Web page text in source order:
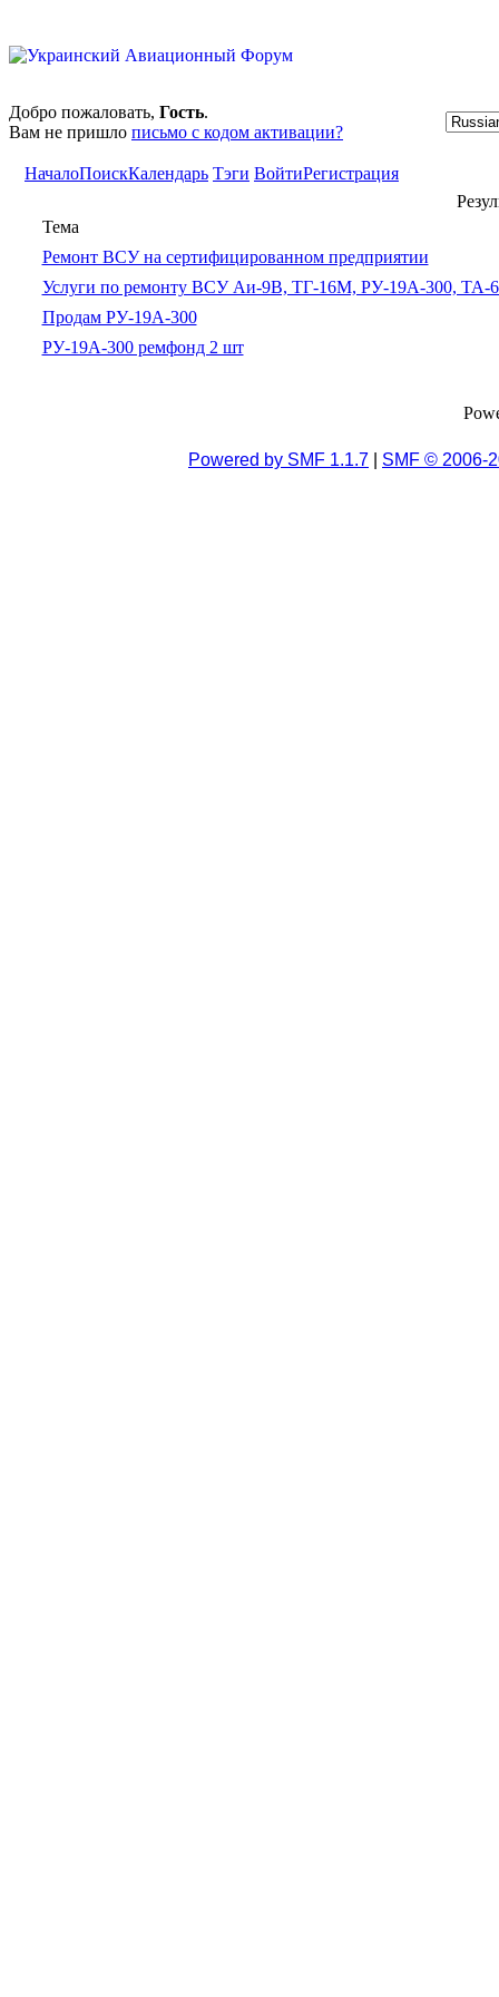
Добро пожаловать, Гость.
Вам не пришло письмо с кодом активации?
НачалоПоискКалендарь Тэги ВойтиРегистрация
Тема
Ремонт ВСУ на сертифицированном предприятии
Услуги по ремонту ВСУ Аи-9В, ТГ-16М, РУ-19А-300, ТА-
Продам РУ-19А-300
РУ-19А-300 ремфонд 2 шт
Powered by SMF 1.1.7 SMF © 2006-